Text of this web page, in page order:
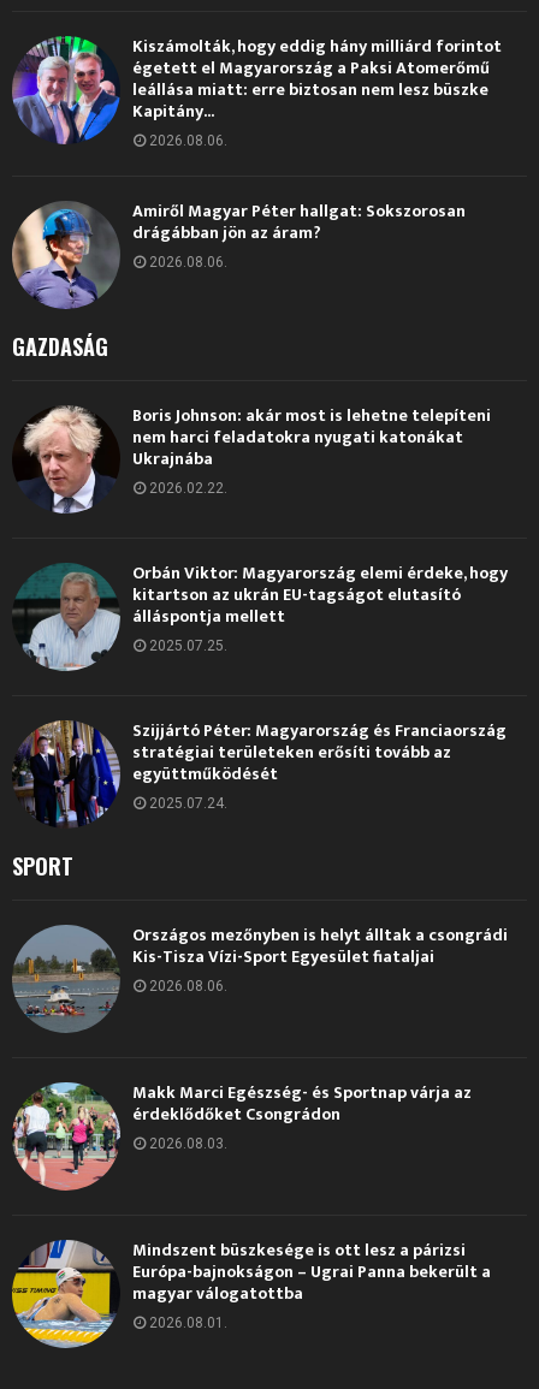
Kiszámolták, hogy eddig hány milliárd forintot
égetett el Magyarország a Paksi Atomerőmű
leállása miatt: erre biztosan nem lesz büszke
Kapitány...
2026.08.06.
Amiről Magyar Péter hallgat: Sokszorosan
drágábban jön az áram?
2026.08.06.
GAZDASÁG
Boris Johnson: akár most is lehetne telepíteni
nem harci feladatokra nyugati katonákat
Ukrajnába
2026.02.22.
Orbán Viktor: Magyarország elemi érdeke, hogy
kitartson az ukrán EU-tagságot elutasító
álláspontja mellett
2025.07.25.
Szijjártó Péter: Magyarország és Franciaország
stratégiai területeken erősíti tovább az
együttműködését
2025.07.24.
SPORT
Országos mezőnyben is helyt álltak a csongrádi
Kis-Tisza Vízi-Sport Egyesület fiataljai
2026.08.06.
Makk Marci Egészség- és Sportnap várja az
érdeklődőket Csongrádon
2026.08.03.
Mindszent büszkesége is ott lesz a párizsi
Európa-bajnokságon – Ugrai Panna bekerült a
magyar válogatottba
2026.08.01.